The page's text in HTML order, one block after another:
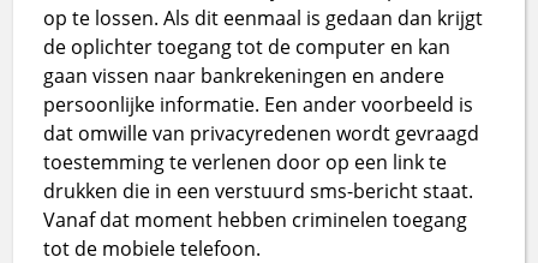
op te lossen. Als dit eenmaal is gedaan dan krijgt
de oplichter toegang tot de computer en kan
gaan vissen naar bankrekeningen en andere
persoonlijke informatie. Een ander voorbeeld is
dat omwille van privacyredenen wordt gevraagd
toestemming te verlenen door op een link te
drukken die in een verstuurd sms-bericht staat.
Vanaf dat moment hebben criminelen toegang
tot de mobiele telefoon.